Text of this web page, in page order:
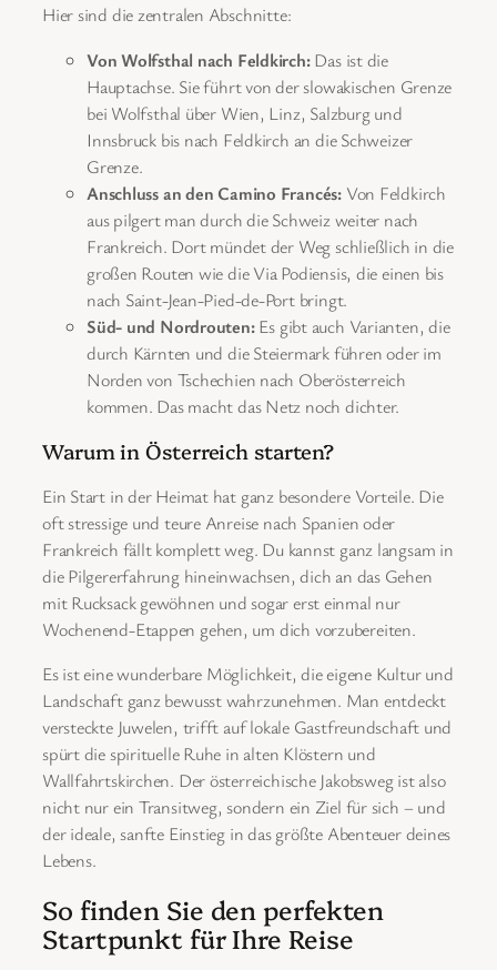
Hier sind die zentralen Abschnitte:
Von Wolfsthal nach Feldkirch:Das ist die
Hauptachse. Sie führt von der slowakischen Grenze
bei Wolfsthal über Wien, Linz, Salzburg und
Innsbruck bis nach Feldkirch an die Schweizer
Grenze.
Anschluss an den Camino Francés:Von Feldkirch
aus pilgert man durch die Schweiz weiter nach
Frankreich. Dort mündet der Weg schließlich in die
großen Routen wie die Via Podiensis, die einen bis
nach Saint-Jean-Pied-de-Port bringt.
Süd- und Nordrouten:Es gibt auch Varianten, die
durch Kärnten und die Steiermark führen oder im
Norden von Tschechien nach Oberösterreich
kommen. Das macht das Netz noch dichter.
Warum in Österreich starten?
Ein Start in der Heimat hat ganz besondere Vorteile. Die
oft stressige und teure Anreise nach Spanien oder
Frankreich fällt komplett weg. Du kannst ganz langsam in
die Pilgererfahrung hineinwachsen, dich an das Gehen
mit Rucksack gewöhnen und sogar erst einmal nur
Wochenend-Etappen gehen, um dich vorzubereiten.
Es ist eine wunderbare Möglichkeit, die eigene Kultur und
Landschaft ganz bewusst wahrzunehmen. Man entdeckt
versteckte Juwelen, trifft auf lokale Gastfreundschaft und
spürt die spirituelle Ruhe in alten Klöstern und
Wallfahrtskirchen. Der österreichische Jakobsweg ist also
nicht nur ein Transitweg, sondern ein Ziel für sich – und
der ideale, sanfte Einstieg in das größte Abenteuer deines
Lebens.
So finden Sie den perfekten
Startpunkt für Ihre Reise